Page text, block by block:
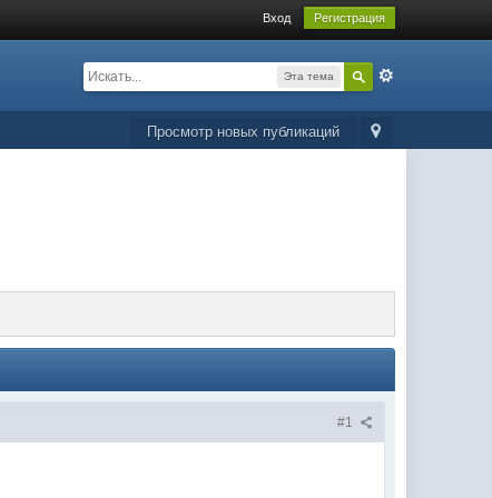
Вход Регистрация
Эта тема
Просмотр новых публикаций
#1